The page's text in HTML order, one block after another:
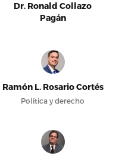
Dr. Ronald Collazo
Pagán
Ramón L. Rosario Cortés
Política y derecho